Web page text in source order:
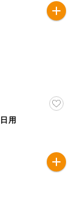
用